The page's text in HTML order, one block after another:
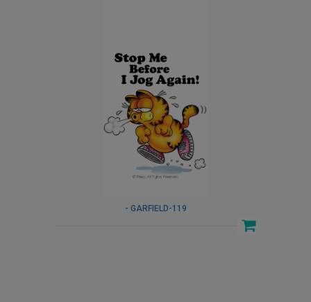
- GARFIELD-119